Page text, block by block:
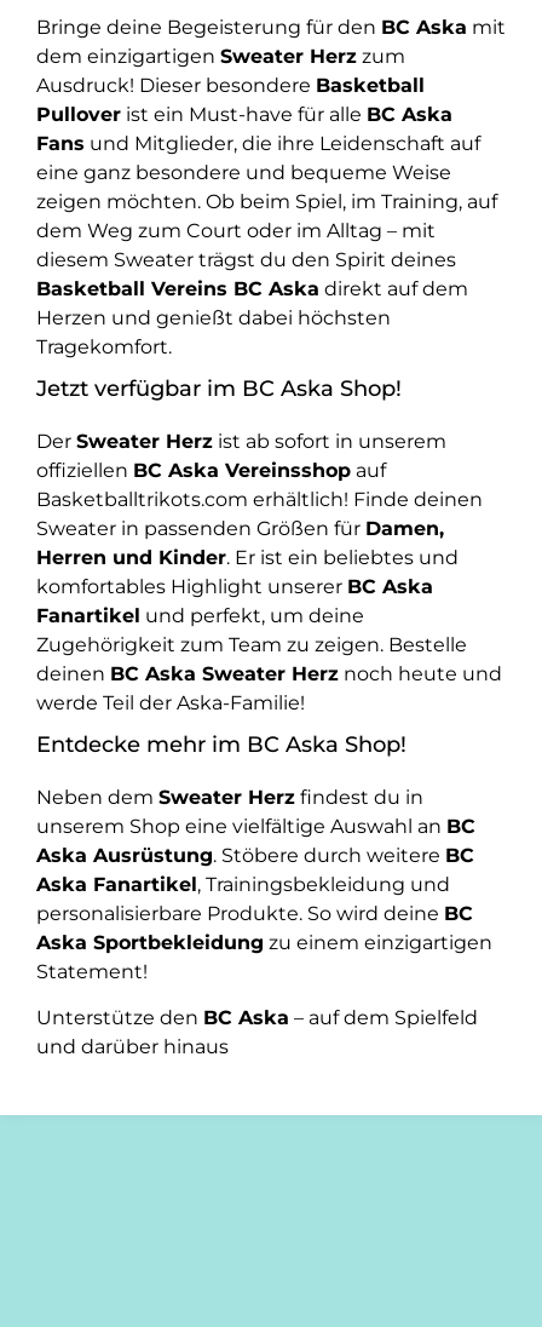
Bringe deine Begeisterung für den BC Aska mit
dem einzigartigen Sweater Herz zum
Ausdruck! Dieser besondere Basketball
Pullover ist ein Must-have für alle BC Aska
Fans und Mitglieder, die ihre Leidenschaft auf
eine ganz besondere und bequeme Weise
zeigen möchten. Ob beim Spiel, im Training, auf
dem Weg zum Court oder im Alltag – mit
diesem Sweater trägst du den Spirit deines
Basketball Vereins BC Aska direkt auf dem
Herzen und genießt dabei höchsten
Tragekomfort.
Jetzt verfügbar im BC Aska Shop!
Der Sweater Herz ist ab sofort in unserem
offiziellen BC Aska Vereinsshop auf
Basketballtrikots.com erhältlich! Finde deinen
Sweater in passenden Größen für Damen,
Herren und Kinder. Er ist ein beliebtes und
komfortables Highlight unserer BC Aska
Fanartikel und perfekt, um deine
Zugehörigkeit zum Team zu zeigen. Bestelle
deinen BC Aska Sweater Herz noch heute und
werde Teil der Aska-Familie!
Entdecke mehr im BC Aska Shop!
Neben dem Sweater Herz findest du in
unserem Shop eine vielfältige Auswahl an BC
Aska Ausrüstung. Stöbere durch weitere BC
Aska Fanartikel, Trainingsbekleidung und
personalisierbare Produkte. So wird deine BC
Aska Sportbekleidung zu einem einzigartigen
Statement!
Unterstütze den BC Aska – auf dem Spielfeld
und darüber hinaus